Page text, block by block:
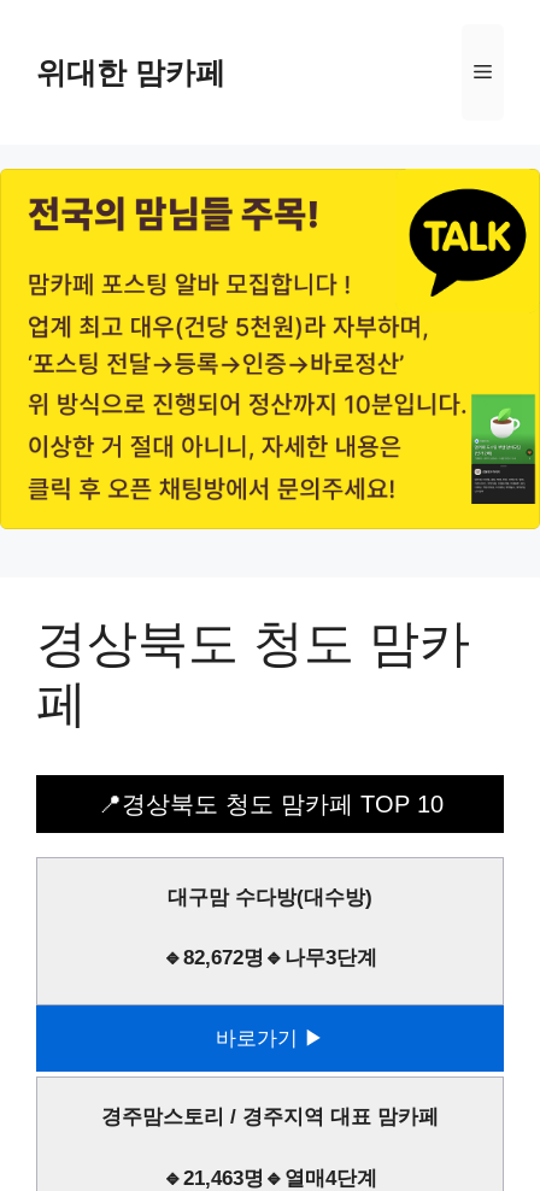
content위대한 맘카페 Menu
경상북도 청도 맘카
페
📍경상북도 청도 맘카페 TOP 10
대구맘 수다방(대수방)
🔹82,672명🔹나무3단계
바로가기 ▶
경주맘스토리 / 경주지역 대표 맘카페
🔹21,463명🔹열매4단계